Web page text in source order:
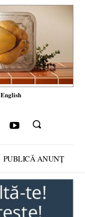
English
PUBLICĂ ANUNȚ